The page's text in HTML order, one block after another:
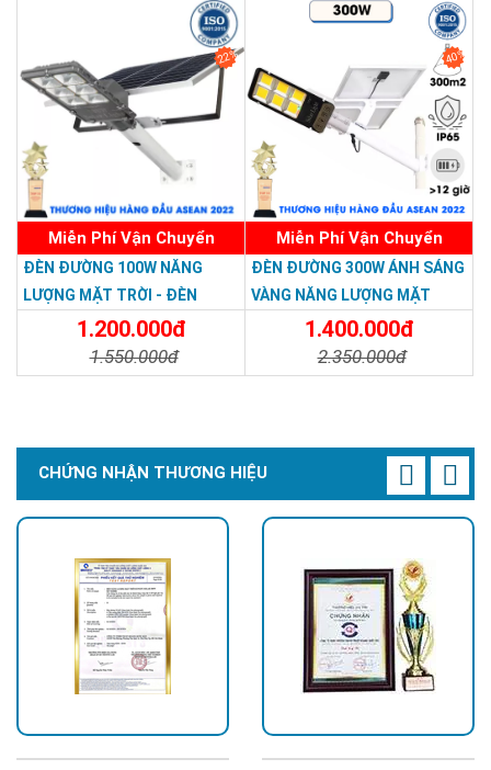
Thông số kỹ thuật của đèn năng lượng mặt
trời 300W
- Đèn năng lượng mặt trời sử dụng chip led siêu sáng.
- Công nghệ chống nước IP65 phù hợp với nhu cầu chiếu sáng
22%
Miễn Phí Vận Chuyển
ĐÈN ĐƯỜNG 100W NĂNG
LƯỢNG MẶT TRỜI - ĐÈN
ĐƯỜNG NĂNG LƯỢNG MẶT
TRỜI 100W GIÁ RẺ - Solar
Light 100W
1.200.000đ
1.550.000đ
40%
Miễn Phí Vận Chuyển
ĐÈN ĐƯỜNG 300W ÁNH SÁNG
VÀNG NĂNG LƯỢNG MẶT
TRỜI - Solar Light 300W
1.400.000đ
2.350.000đ
CHỨNG NHẬN THƯƠNG HIỆU